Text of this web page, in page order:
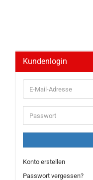
Kundenlogin
E-
Mail-
Adresse
Passwort
Konto erstellen
Passwort vergessen?